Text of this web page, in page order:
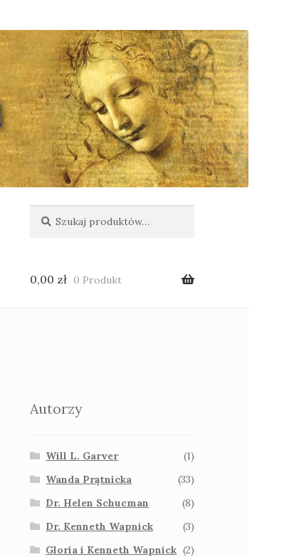
0,00 zł 0 Produkt
Autorzy
Will L. Garver
(1)
Wanda Prątnicka
(33)
Dr. Helen Schucman
(8)
Dr. Kenneth Wapnick
(3)
Gloria i Kenneth Wapnick (2)